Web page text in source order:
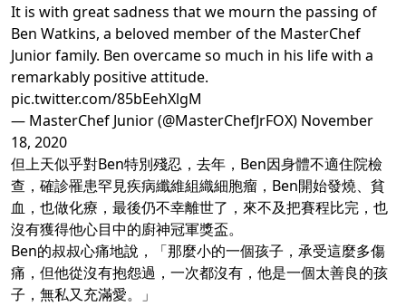
It is with great sadness that we mourn the passing of
Ben Watkins, a beloved member of the MasterChef
Junior family. Ben overcame so much in his life with a
remarkably positive attitude.
pic.twitter.com/85bEehXlgM
— MasterChef Junior (@MasterChefJrFOX) November
18, 2020
但上天似乎對Ben特別殘忍，去年，Ben因身體不適住院檢
查，確診罹患罕見疾病纖維組織細胞瘤，Ben開始發燒、貧
血，也做化療，最後仍不幸離世了，來不及把賽程比完，也
沒有獲得他心目中的廚神冠軍獎盃。
Ben的叔叔心痛地說，「那麼小的一個孩子，承受這麼多傷
痛，但他從沒有抱怨過，一次都沒有，他是一個太善良的孩
子，無私又充滿愛。」